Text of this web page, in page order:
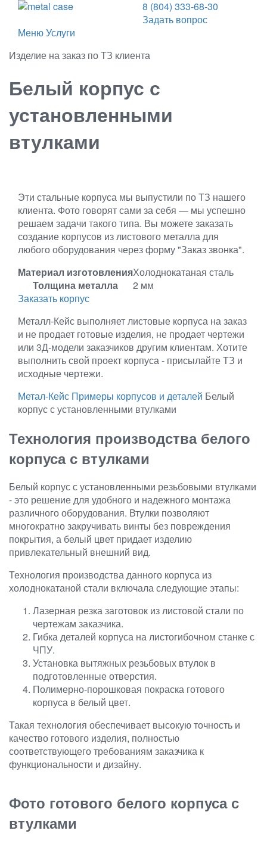
8 (804) 333-68-30
Задать вопрос
МенюУслуги
Изделие на заказ по ТЗ клиента
Белый корпус с
установленными
втулками
Эти стальные корпуса мы выпустили по ТЗ нашего
клиента. Фото говорят сами за себя — мы успешно
решаем задачи такого типа. Вы можете заказать
создание корпусов из листового металла для
любого оборудования через форму "Заказ звонка".
Материал изготовленияХолоднокатаная сталь
Толщина металла
2 мм
Заказать корпус
Металл-Кейс выполняет листовые корпуса на заказ
и не продает готовые изделия, не продает чертежи
или 3Д-модели заказчиков другим клиентам. Хотите
выполнить свой проект корпуса - присылайте ТЗ и
исходные чертежи.
Метал-Кейс Примеры корпусов и деталей Белый
корпус с установленными втулками
Технология производства белого
корпуса с втулками
Белый корпус с установленными резьбовыми втулками
- это решение для удобного и надежного монтажа
различного оборудования. Втулки позволяют
многократно закручивать винты без повреждения
покрытия, а белый цвет придает изделию
привлекательный внешний вид.
Технология производства данного корпуса из
холоднокатаной стали включала следующие этапы:
Лазерная резка заготовок из листовой стали по
чертежам заказчика.
Гибка деталей корпуса на листогибочном станке с
ЧПУ.
Установка вытяжных резьбовых втулок в
подготовленные отверстия.
Полимерно-порошковая покраска готового
корпуса в белый цвет.
Такая технология обеспечивает высокую точность и
качество готового изделия, полностью
соответствующего требованиям заказчика к
функциональности и дизайну.
Фото готового белого корпуса с
втулками